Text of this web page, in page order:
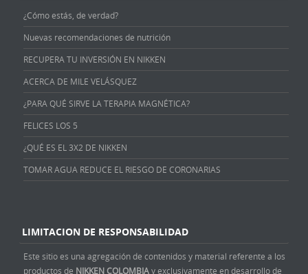
¿Cómo estás, de verdad?
Nuevas recomendaciones de nutrición
RECUPERA TU INVERSIÓN EN NIKKEN
ACERCA DE MILE VELÁSQUEZ
¿PARA QUÉ SIRVE LA TERAPIA MAGNÉTICA?
FELICES LOS 5
¿QUÉ ES EL 3X2 DE NIKKEN
TOMAR AGUA REDUCE EL RIESGO DE CORONARIAS
LIMITACION DE RESPONSABILIDAD
Este sitio es una agregación de contenidos y material referente a los
productos de NIKKEN COLOMBIAy exclusivamente en desarrollo de